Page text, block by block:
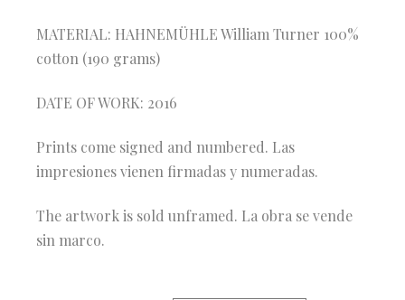
MATERIAL: HAHNEMÜHLE William Turner 100%
cotton (190 grams)
DATE OF WORK: 2016
Prints come signed and numbered. Las
impresiones vienen firmadas y numeradas.
The artwork is sold unframed. La obra se vende
sin marco.